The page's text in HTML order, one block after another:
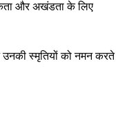
और अखंडता के लिए
उनकी स्मृतियों को नमन करते